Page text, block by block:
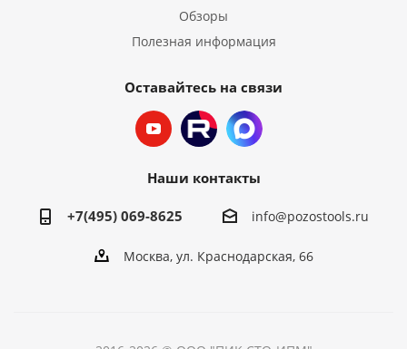
Обзоры
Полезная информация
Оставайтесь на связи
Наши контакты
+7(495) 069-8625 info@pozostools.ru
Москва, ул. Краснодарская, 66